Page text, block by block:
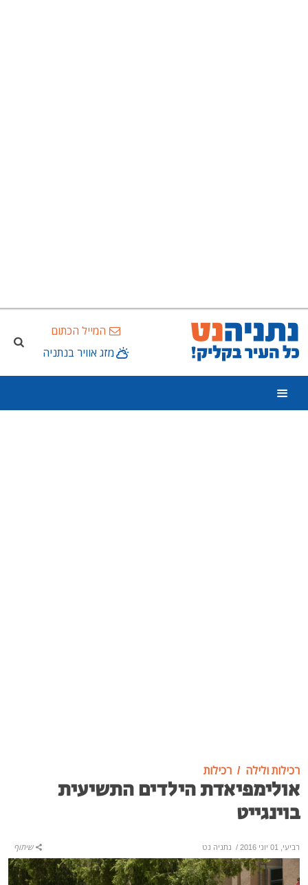
המייל הכתום
מזג אוויר בנתניה
רכילות ולילה רכילות
אולימפיאדת הילדים התשיעית
בוינגייט
רביעי, 01 יוני 2016 / נתניה נט שיתוף